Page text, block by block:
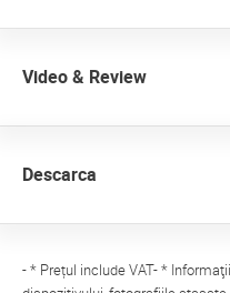
Video & Review
Descarca
- * Prețul include VAT- *